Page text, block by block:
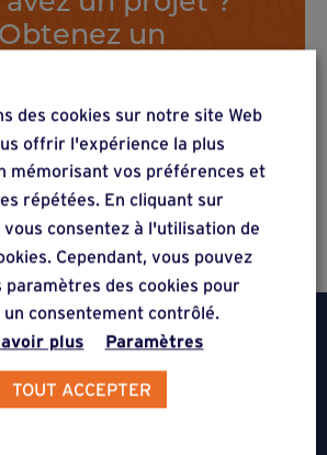
Obtenez un
formulaire en ligne.
en ligne
des cookies sur notre site Web
offrir l'expérience la plus
mémorisant vos préférences et
répétées. En cliquant sur
consentez à l'utilisation de
Cependant, vous pouvez
des cookies pour
consentement contrôlé.
plus
Paramètres
TOUT ACCEPTER